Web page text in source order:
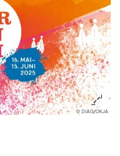
© DIAG/OKJA